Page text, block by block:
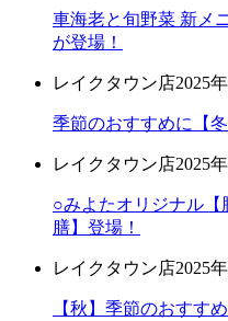
車海老と旬野菜 新メ
が登場！
レイクタウン店2025
季節のおすすめに【
レイクタウン店2025
○みよたオリジナル【
膳】登場！
レイクタウン店2025
【秋】季節のおすす